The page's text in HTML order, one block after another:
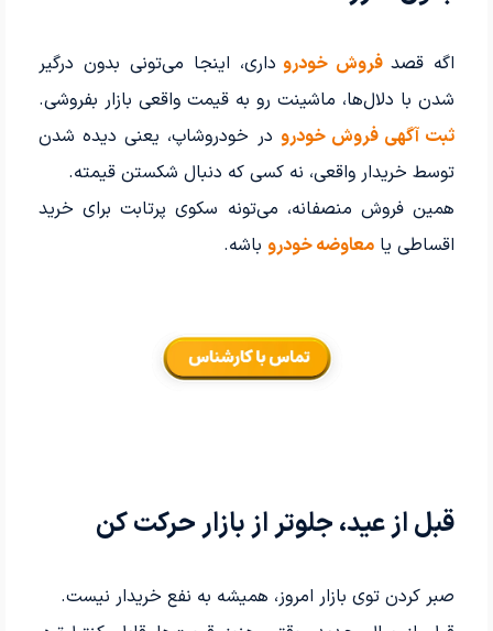
اگه قصدفروش خودرو داری، اینجا می‌تونی بدون درگیر
شدن با دلال‌ها، ماشینت رو به قیمت واقعی بازار بفروشی.
ثبت آگهی فروش خودرو در خودروشاپ، یعنی دیده شدن
توسط خریدار واقعی، نه کسی که دنبال شکستن قیمته.
همین فروش منصفانه، می‌تونه سکوی پرتابت برای خرید
اقساطی یا معاوضه خودرو باشه.
قبل از عید، جلوتر از بازار حرکت کن
صبر کردن توی بازار امروز، همیشه به نفع خریدار نیست.